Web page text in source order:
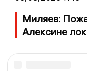
Миляев:
Алексине